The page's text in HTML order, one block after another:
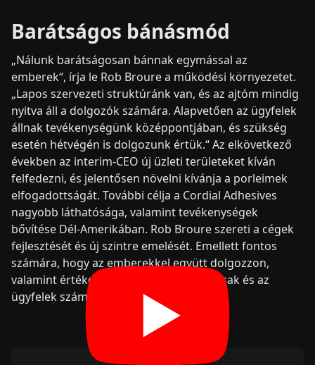
Barátságos bánásmód
„Nálunk barátságosan bánnak egymással az
emberek“, írja le Rob Broure a működési környezetet.
„Lapos szervezeti struktúránk van, és az ajtóm mindig
nyitva áll a dolgozók számára. Alapvetően az ügyfelek
állnak tevékenységünk középpontjában, és szükség
esetén hétvégén is dolgozunk értük.“ Az elkövetkező
években az interim-CEO új üzleti területeket kíván
felfedezni, és jelentősen növelni kívánja a porleimek
elfogadottságát. További célja a Cordial Adhesives
nagyobb láthatósága, valamint tevékenységek
bővítése Dél-Amerikában. Rob Broure szereti a cégek
fejlesztését és új szintre emelését. Emellett fontos
számára, hogy az emberekkel együtt dolgozzon,
valamint értéket teremtsen a munkatársak és az
ügyfelek számára.